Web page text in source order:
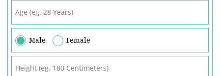
Male Female